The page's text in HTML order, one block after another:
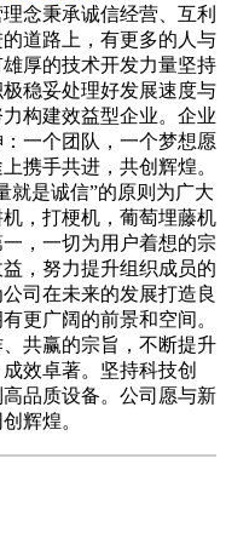
念秉承诚信经营、互利
道路上，有更多的人与
厚的技术开发力量坚持
稳妥处理好发展速度与
构建效益型企业。企业
一个团队，一个梦想愿
携手共进，共创辉煌。
是诚信”的原则为广大
，打梗机，葡萄埋藤机
，一切为用户着想的宗
，努力提升组织成员的
司在未来的发展打造良
更广阔的前景和空间。
共赢的宗旨，不断提升
效卓著。坚持科技创
品质设备。公司愿与新
辉煌。